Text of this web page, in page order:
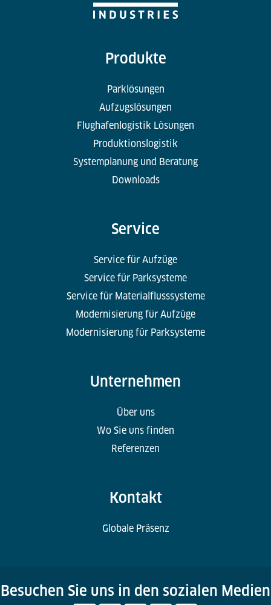
Produkte
Parklösungen
Aufzugslösungen
Flughafenlogistik Lösungen
Produktionslogistik
Systemplanung und Beratung
Downloads
Service
Service für Aufzüge
Service für Parksysteme
Service für Materialflusssysteme
Modernisierung für Aufzüge
Modernisierung für Parksysteme
Unternehmen
Über uns
Wo Sie uns finden
Referenzen
Kontakt
Globale Präsenz
Besuchen Sie uns in den sozialen Medien